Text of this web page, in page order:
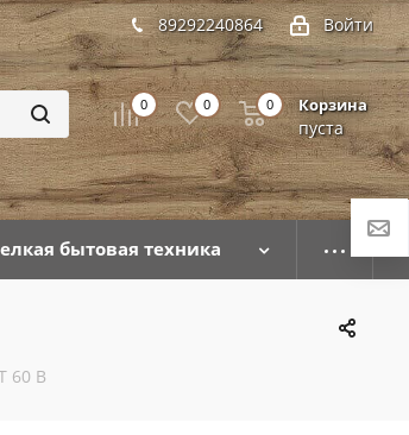
Войти
89292240864
0 0 Корзина
пуста
0
бытовая техника
60 B